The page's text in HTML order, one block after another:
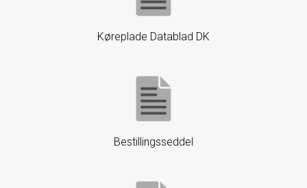
Køreplade Datablad DK
Bestillingsseddel